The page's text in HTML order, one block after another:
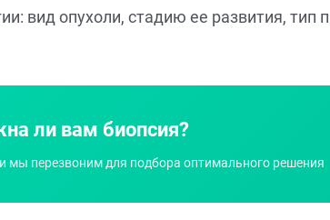
вид опухоли, стадию ее развития, тип
ли вам биопсия?
мы перезвоним для подбора оптимального решения